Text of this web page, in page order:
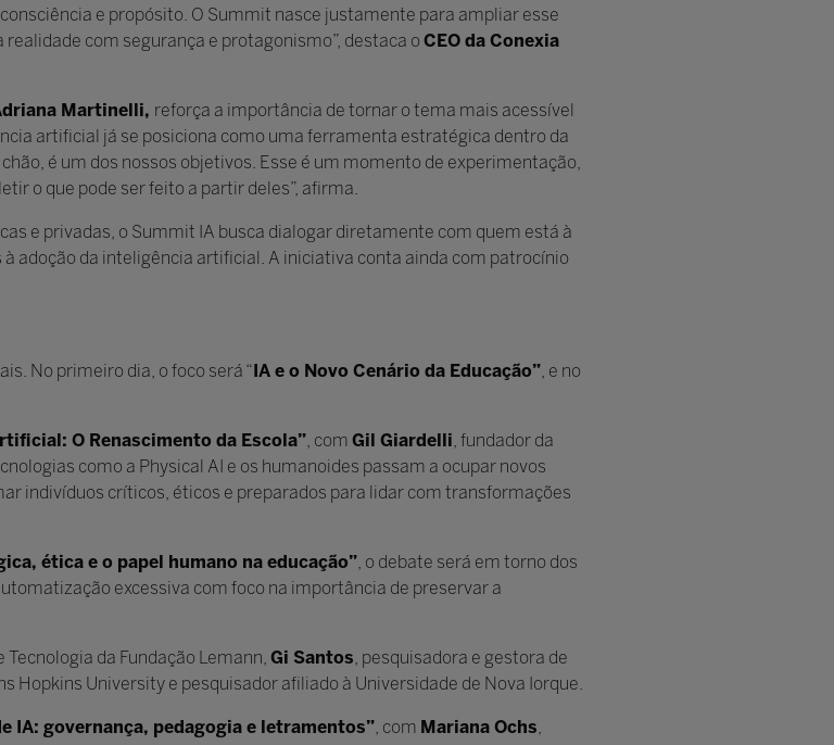
e propósito. O Summit nasce justamente para ampliar esse
com segurança e protagonismo”, destaca oCEO da Conexia
Martinelli, reforça a importância de tornar o tema mais acessível
artificial já se posiciona como uma ferramenta estratégica dentro da
é um dos nossos objetivos. Esse é um momento de experimentação,
o que pode ser feito a partir deles”, afirma.
e privadas, o Summit IA busca dialogar diretamente com quem está à
adoção da inteligência artificial. A iniciativa conta ainda com patrocínio
No primeiro dia, o foco será “IA e o Novo Cenário da Educação”, e no
O Renascimento da Escola”, com Gil Giardelli, fundador da
como a Physical AI e os humanoides passam a ocupar novos
indivíduos críticos, éticos e preparados para lidar com transformações
ética e o papel humano na educação”, o debate será em torno dos
excessiva com foco na importância de preservar a
Tecnologia da Fundação Lemann, Gi Santos, pesquisadora e gestora de
Hopkins University e pesquisador afiliado à Universidade de Nova Iorque.
IA: governança, pedagogia e letramentos”, com Mariana Ochs,